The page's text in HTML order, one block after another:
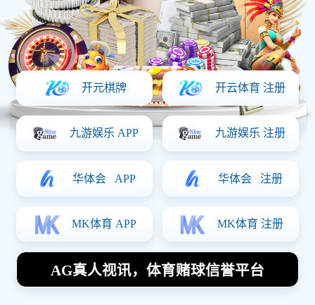
上一篇：深圳企业如何做水平衡测试报告
下一篇： 没有环评开工会被罚款多少？